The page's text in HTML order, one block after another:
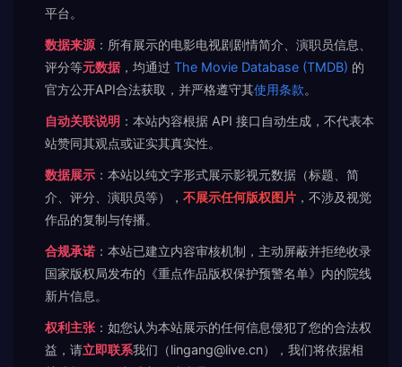
平台。
数据来源 ：所有展示的电影电视剧剧情简介、演职员信息、
评分等元数据，均通过 The Movie Database (TMDB) 的
官方公开API合法获取，并严格遵守其使用条款。
自动关联说明 ：本站内容根据 API 接口自动生成，不代表本
站赞同其观点或证实其真实性。
数据展示 ：本站以纯文字形式展示影视元数据（标题、简
介、评分、演职员等）， 不展示任何版权图片 ，不涉及视觉
作品的复制与传播。
合规承诺 ：本站已建立内容审核机制，主动屏蔽并拒绝收录
国家版权局发布的《重点作品版权保护预警名单》内的院线
新片信息。
权利主张 ：如您认为本站展示的任何信息侵犯了您的合法权
益，请立即联系我们（lingang@live.cn），我们将依据相